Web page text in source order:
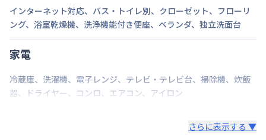
駐車場
近隣パーキング
情報更新日
インターネット対応、 バス・トイレ別、 クローゼット、 フローリ
ング、 浴室乾燥機、 洗浄機能付き便座、 ベランダ、 独立洗面台
家電
冷蔵庫、 洗濯機、 電子レンジ、 テレビ・テレビ台、 掃除機、 炊飯
器、 ドライヤー、 コンロ、 エアコン、 アイロン
さらに表示する ▼